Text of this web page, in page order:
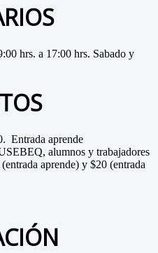
hrs. a 17:00 hrs. Sabado y
Entrada aprende
alumnos y trabajadores
aprende) y $20 (entrada